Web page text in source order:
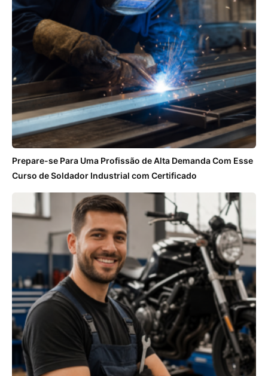
Prepare-se Para Uma Profissão de Alta Demanda Com Esse
Curso de Soldador Industrial com Certificado